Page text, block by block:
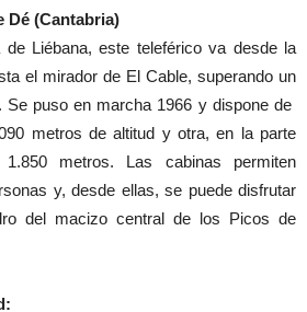
Dé (Cantabria)
Liébana, este teleférico va desde la
el mirador de El Cable, superando un
Se puso en marcha 1966 y dispone de
metros de altitud y otra, en la parte
metros. Las cabinas permiten
y, desde ellas, se puede disfrutar
del macizo central de los Picos de